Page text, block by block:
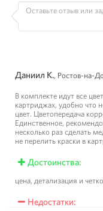
Даниил К., Ростов-на-
В комплекте идут все
картриджах, удобно что
цвет. Цветопередача
Единственное,
несколько раз сделать
не перелить краски в
Достоинства:
цена, детализация и
Недостатки: